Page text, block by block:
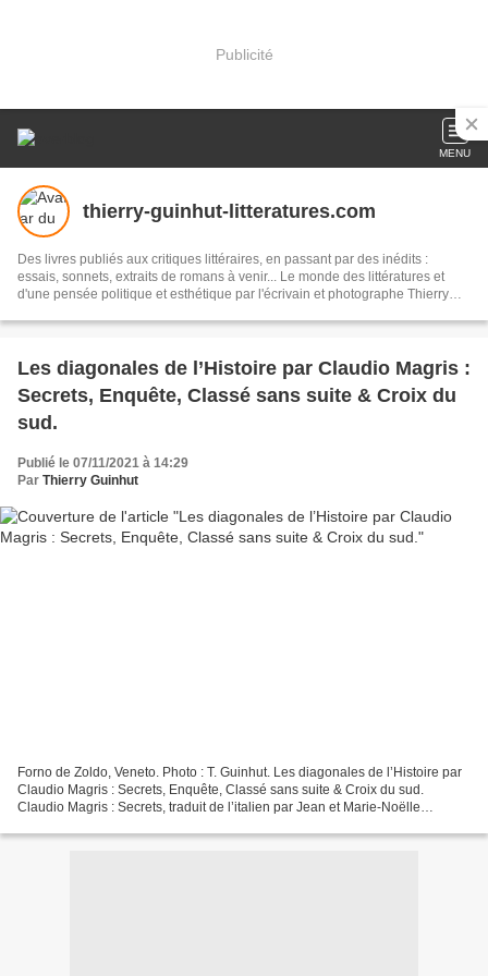
Publicité
MENU
thierry-guinhut-litteratures.com
Des livres publiés aux critiques littéraires, en passant par des inédits :
essais, sonnets, extraits de romans à venir... Le monde des littératures et
d'une pensée politique et esthétique par l'écrivain et photographe Thierry
Les diagonales de l’Histoire par Claudio Magris :
Secrets, Enquête, Classé sans suite & Croix du
sud.
Publié le 07/11/2021 à 14:29
Par Thierry Guinhut
Forno de Zoldo, Veneto. Photo : T. Guinhut. Les diagonales de l’Histoire par
Claudio Magris : Secrets, Enquête, Classé sans suite & Croix du sud.
Claudio Magris : Secrets, traduit de l’italien par Jean et Marie-Noëlle